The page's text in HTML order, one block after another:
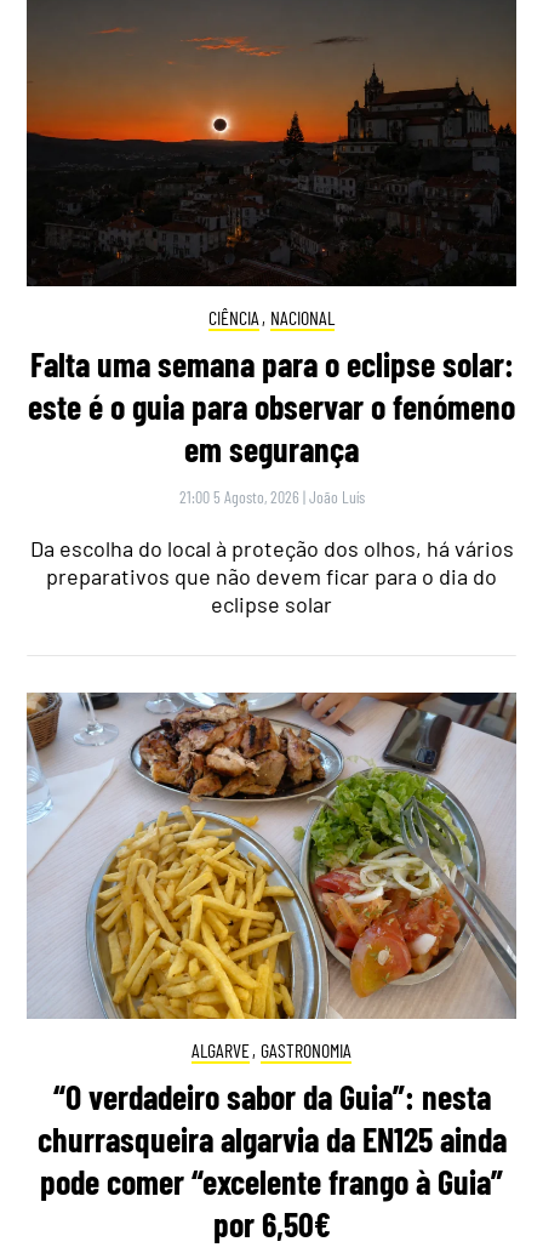
CIÊNCIA , NACIONAL
Falta uma semana para o eclipse solar:
este é o guia para observar o fenómeno
em segurança
21:00 5 Agosto, 2026 |João Luís
Da escolha do local à proteção dos olhos, há vários
preparativos que não devem ficar para o dia do
eclipse solar
ALGARVE, GASTRONOMIA
“O verdadeiro sabor da Guia”: nesta
churrasqueira algarvia da EN125 ainda
pode comer “excelente frango à Guia”
por 6,50€